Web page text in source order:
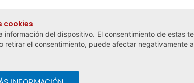
cookies
del dispositivo. El consentimiento de estas
el consentimiento, puede afectar negativamente